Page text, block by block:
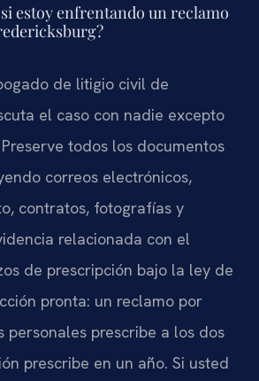
estoy enfrentando un reclamo
de litigio civil de
el caso con nadie excepto
todos los documentos
correos electrónicos,
contratos, fotografías y
relacionada con el
de prescripción bajo la ley de
pronta: un reclamo por
personales prescribe a los dos
prescribe en un año. Si usted